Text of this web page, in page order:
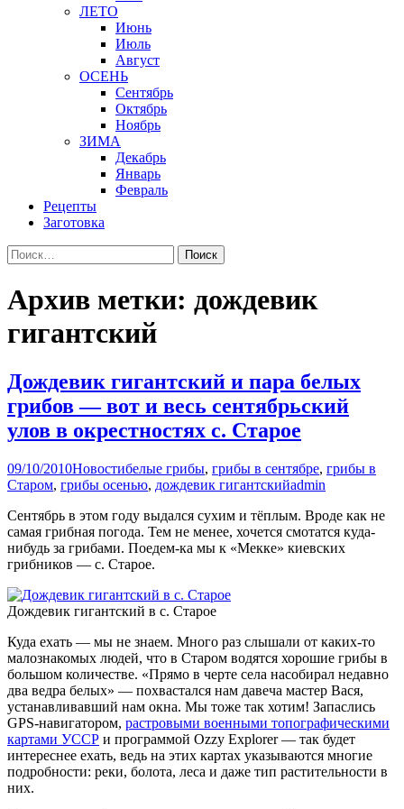
ЛЕТО
Июнь
Июль
Август
ОСЕНЬ
Сентябрь
Октябрь
Ноябрь
ЗИМА
Декабрь
Январь
Февраль
Рецепты
Заготовка
Найти:
Архив метки: дождевик
гигантский
Дождевик гигантский и пара белых
грибов — вот и весь сентябрьский
улов в окрестностях с. Старое
09/10/2010Новостибелые грибы, грибы в сентябре, грибы в
Старом, грибы осенью, дождевик гигантскийadmin
Сентябрь в этом году выдался сухим и тёплым. Вроде как не
самая грибная погода. Тем не менее, хочется смотатся куда-
нибудь за грибами. Поедем-ка мы к «Мекке» киевских
грибников — с. Старое.
Дождевик гигантский в с. Старое
Куда ехать — мы не знаем. Много раз слышали от каких-то
малознакомых людей, что в Старом водятся хорошие грибы в
большом количестве. «Прямо в черте села насобирал недавно
два ведра белых» — похвастался нам давеча мастер Вася,
устанавливавший нам окна. Мы тоже так хотим! Запаслись
GPS-навигатором, растровыми военными топографическими
картами УССР и программой Ozzy Explorer — так будет
интереснее ехать, ведь на этих картах указываются многие
подробности: реки, болота, леса и даже тип растительности в
них.